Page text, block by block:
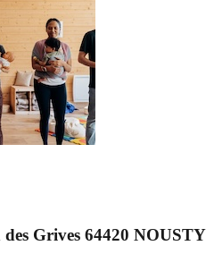
Grives 64420 NOUSTY